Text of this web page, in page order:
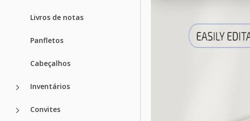
Livros de notas
Panfletos
Cabeçalhos
Inventários
Convites